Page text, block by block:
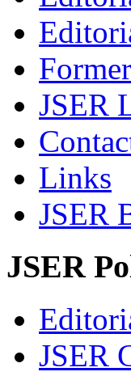
JSER
Links
JSER
JSER
JSER